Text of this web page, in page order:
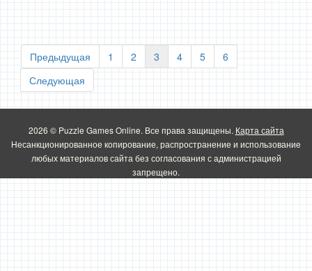
Предыдущая 1 2 3 4 5
6
Следующая
2026 © Puzzle Games Online. Все права защищены. Карта сайта
Несанкционированное копирование, распространение и использование
любых материалов сайта без согласования с администрацией
запрещено.